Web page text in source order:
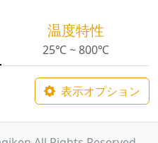
温度特性
25℃ ~ 800℃
表示オプション